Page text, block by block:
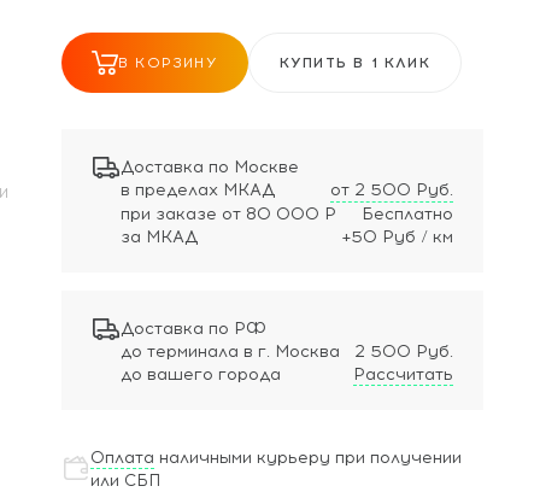
В КОРЗИНУ КУПИТЬ В 1 КЛИК
Доставка по Москве
в пределах МКАД
от 2 500 Руб.
при заказе от 80 000 Р
Бесплатно
за МКАД
+50 Руб / км
Доставка по РФ
до терминала в г. Москва
2 500 Руб.
до вашего города
Рассчитать
Оплата наличными курьеру при получении
или СБП